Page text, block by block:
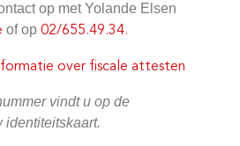
op met Yolande Elsen
of op 02/655.49.34.
over fiscale attesten
vindt u op de
identiteitskaart.